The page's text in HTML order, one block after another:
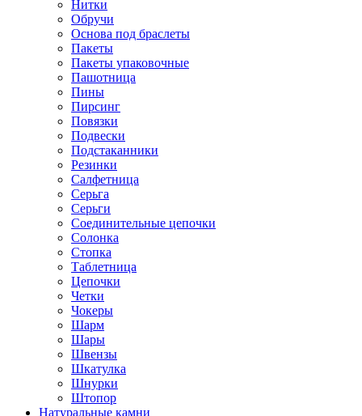
Нитки
Обручи
Основа под браслеты
Пакеты
Пакеты упаковочные
Пашотница
Пины
Пирсинг
Повязки
Подвески
Подстаканники
Резинки
Салфетница
Серьга
Серьги
Соединительные цепочки
Солонка
Стопка
Таблетница
Цепочки
Четки
Чокеры
Шарм
Шары
Швензы
Шкатулка
Шнурки
Штопор
Натуральные камни